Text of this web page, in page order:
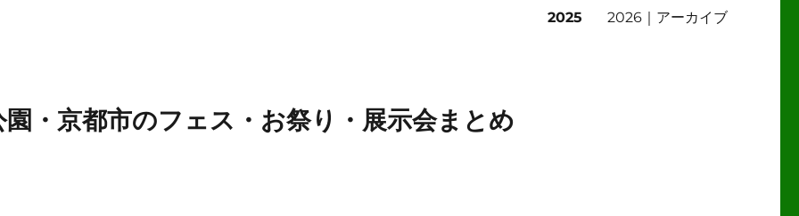
・京都市のフェス・お祭り・展示会まとめ
2025 2026｜アーカイブ